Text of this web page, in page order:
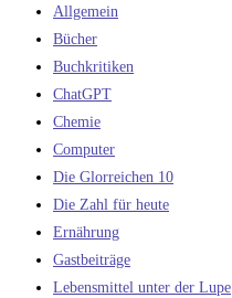
Allgemein
Bücher
Buchkritiken
ChatGPT
Chemie
Computer
Die Glorreichen 10
Die Zahl für heute
Ernährung
Gastbeiträge
Lebensmittel unter der Lupe